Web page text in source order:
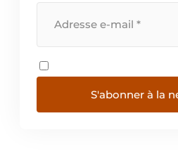
S'abonner à la